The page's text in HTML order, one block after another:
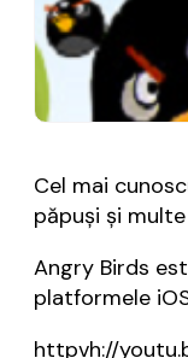
Cel mai
păpuși și
Angry Birds
platformele
httpvh://